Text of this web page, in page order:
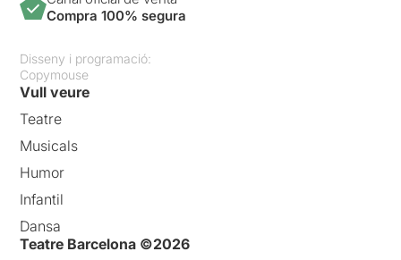
Compra 100% segura
Disseny i programació:
Copymouse
Vull veure
Teatre
Musicals
Humor
Infantil
Dansa
Teatre Barcelona ©2026